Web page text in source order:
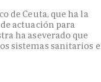
de Ceuta, que ha la
actuación para
ha aseverado que
sistemas sanitarios